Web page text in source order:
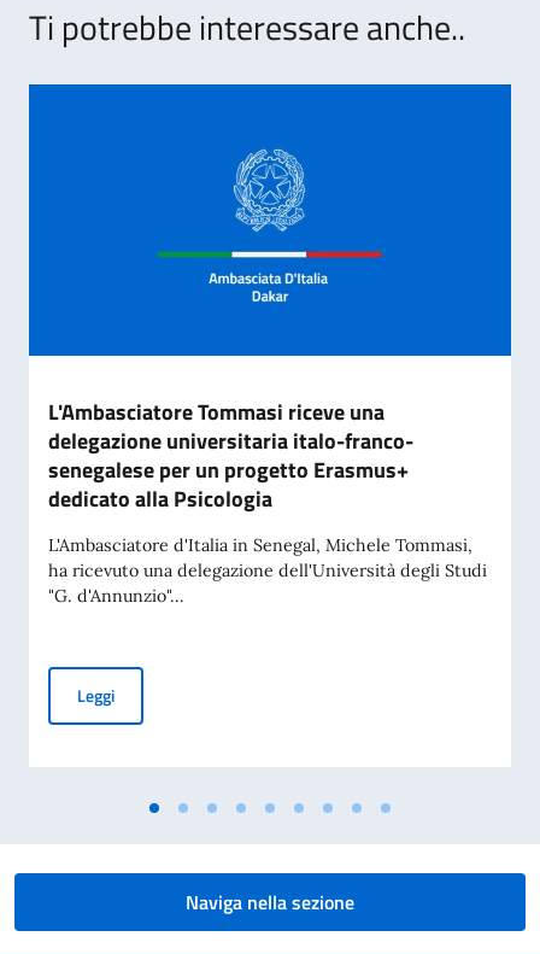
Ti potrebbe interessare anche..
L'Ambasciatore Tommasi riceve una
delegazione universitaria italo-franco-
senegalese per un progetto Erasmus+
dedicato alla Psicologia
L'Ambasciatore d'Italia in Senegal, Michele Tommasi,
ha ricevuto una delegazione dell'Università degli Studi
"G. d'Annunzio"...
LeggiL'Ambasciatore Tommasi riceve una delegazione
Naviga nella sezione